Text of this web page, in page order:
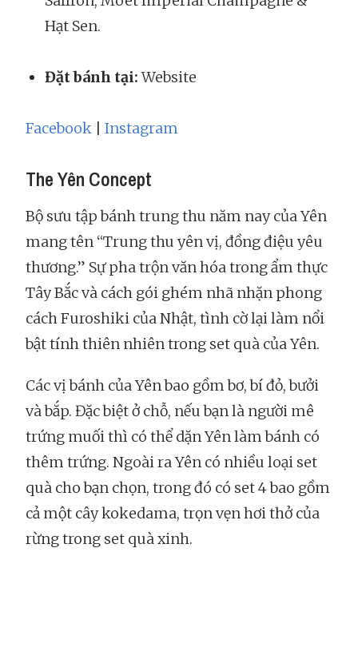
Hạt Sen.
Đặt bánh tại:Website
Facebook Instagram
The Yên Concept
Bộ sưu tập bánh trung thu năm nay của Yên
mang tên “Trung thu yên vị, đồng điệu yêu
thương.” Sự pha trộn văn hóa trong ẩm thực
Tây Bắc và cách gói ghém nhã nhặn phong
cách Furoshiki của Nhật, tình cờ lại làm nổi
bật tính thiên nhiên trong set quà của Yên.
Các vị bánh của Yên bao gồm bơ, bí đỏ, bưởi
và bắp. Đặc biệt ở chỗ, nếu bạn là người mê
trứng muối thì có thể dặn Yên làm bánh có
thêm trứng. Ngoài ra Yên có nhiều loại set
quà cho bạn chọn, trong đó có set 4 bao gồm
cả một cây kokedama, trọn vẹn hơi thở của
rừng trong set quà xinh.